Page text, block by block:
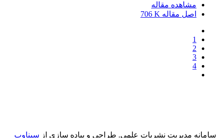
مشاهده مقاله
اصل مقاله 706 K
1
2
3
4
سامانه مدیریت نشریات علمی. طراحی و پیاده سازی از سیناوب